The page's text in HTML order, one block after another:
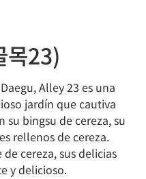
23)
Alley 23 es una
jardín que cautiva
su bingsu de cereza, su
rellenos de cereza.
de cereza, sus delicias
y delicioso.